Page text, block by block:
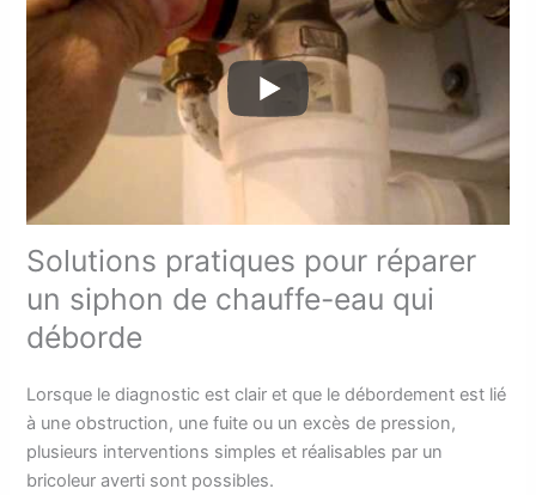
Solutions pratiques pour réparer
un siphon de chauffe-eau qui
déborde
Lorsque le diagnostic est clair et que le débordement est lié
à une obstruction, une fuite ou un excès de pression,
plusieurs interventions simples et réalisables par un
bricoleur averti sont possibles.